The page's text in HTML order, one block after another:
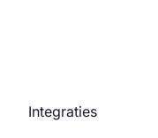
Integraties